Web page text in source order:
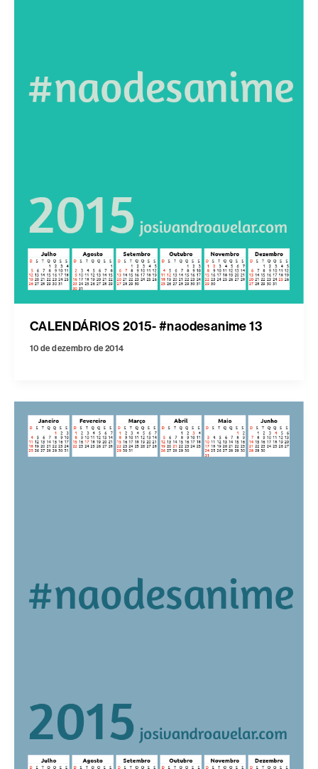
CALENDÁRIOS 2015- #naodesanime 13
10 de dezembro de 2014